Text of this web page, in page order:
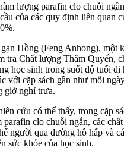
lượng parafin clo chuỗi
của các quy định liên quan
Hồng (Feng Anhong), một
tra Chất lượng Thâm Quyến,
học sinh trong suốt độ tuổi đi
với cặp sách gần như mỗi
giờ nghỉ trưa.
cứu có thể thấy, trong cặp
parafin clo chuỗi ngắn, các
người qua đường hô hấp và
sức khỏe của học sinh.